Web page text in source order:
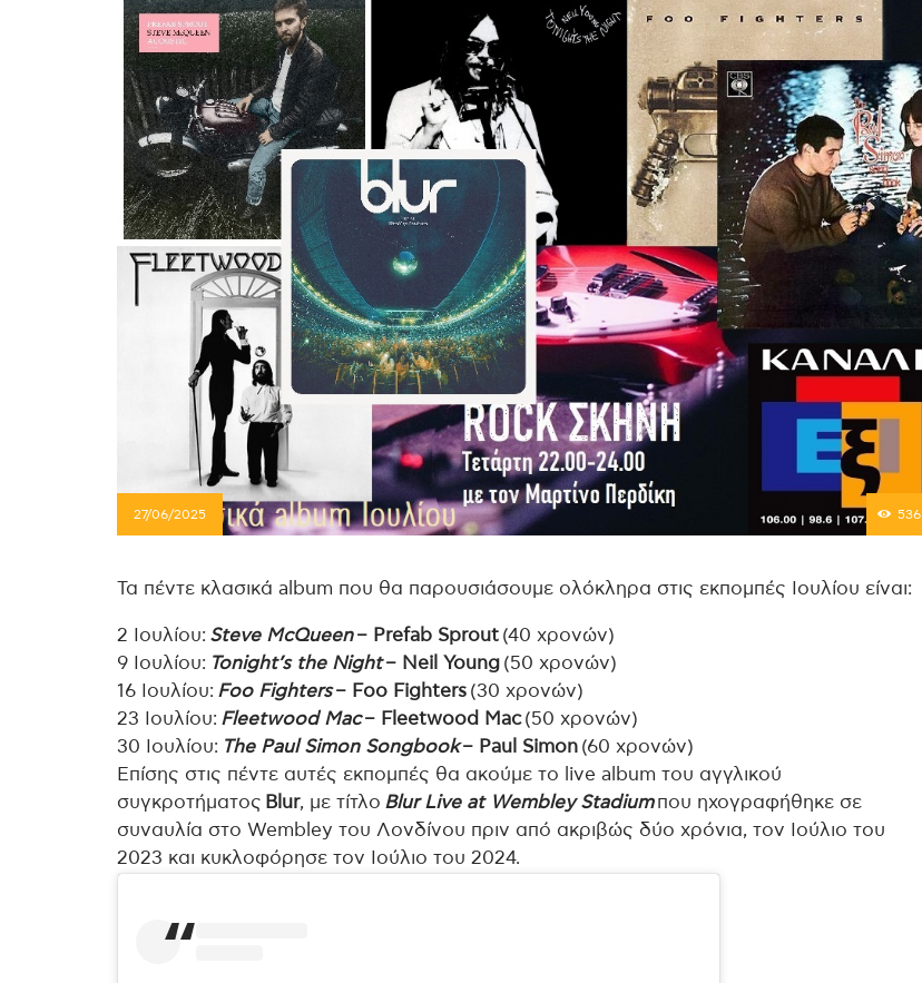
Επικοινωνία
27/06/2025 536
Τα πέντε κλασικά album που θα παρουσιάσουμε ολόκληρα στις εκπομπές Ιουλίου είναι:
2 Ιουλίου: Steve McQueen– Prefab Sprout (40 χρονών)
9 Ιουλίου: Tonight’s the Night– Neil Young (50 χρονών)
16 Ιουλίου: Foo Fighters– Foo Fighters (30 χρονών)
23 Ιουλίου: Fleetwood Mac– Fleetwood Mac(50 χρονών)
30 Ιουλίου: The Paul Simon Songbook– Paul Simon (60 χρονών)
Επίσης στις πέντε αυτές εκπομπές θα ακούμε το live album του αγγλικού
συγκροτήματος Blur, με τίτλο Blur Live at Wembley Stadiumπου ηχογραφήθηκε σε
συναυλία στο Wembley του Λονδίνου πριν από ακριβώς δύο χρόνια, τον Ιούλιο του
2023 και κυκλοφόρησε τον Ιούλιο του 2024.